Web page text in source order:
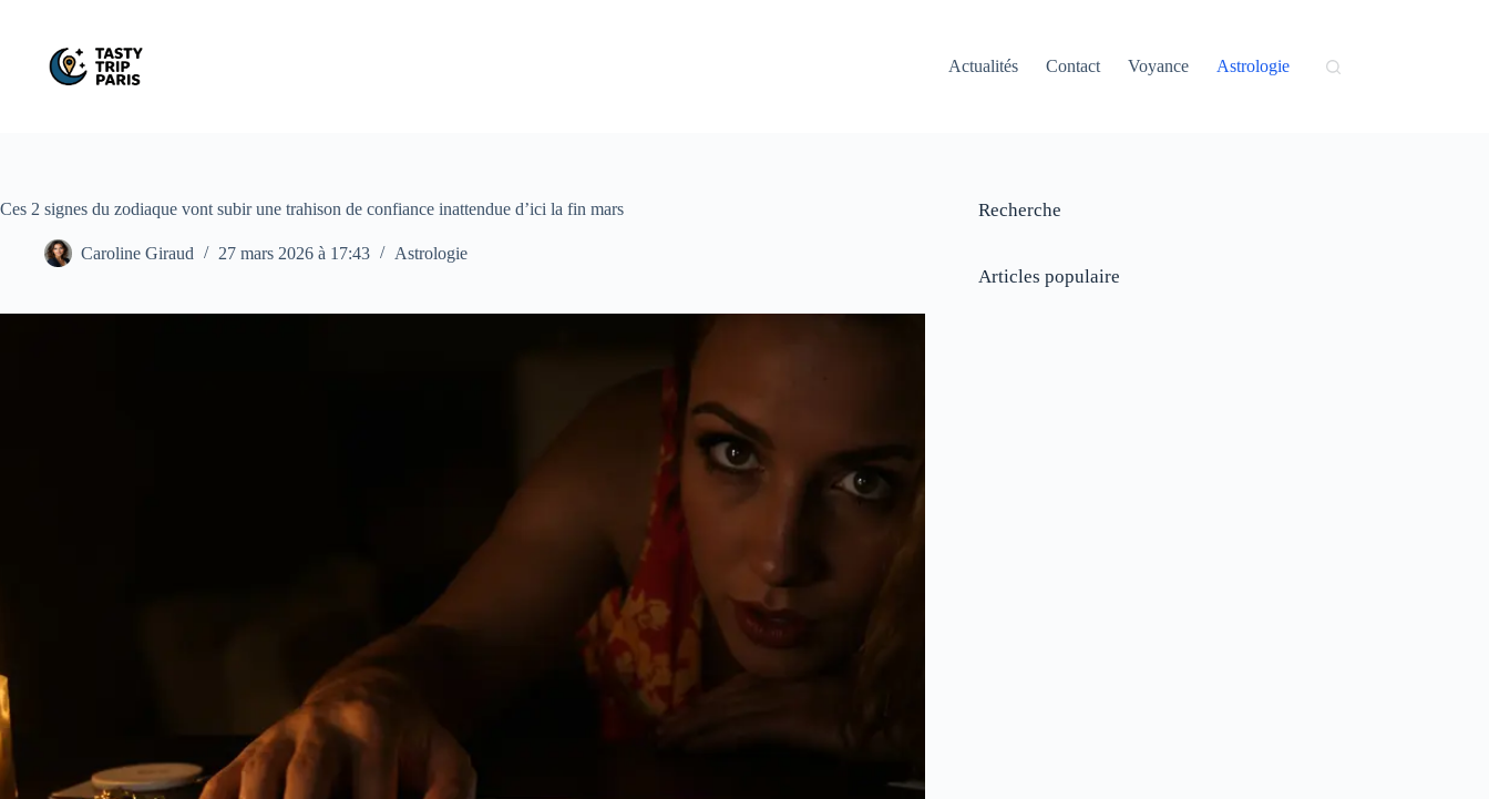
Actualités
Contact Voyance Astrologie
Ces 2 signes du zodiaque vont subir une trahison de confiance inattendue d’ici la fin mars
Caroline Giraud 27 mars 2026 à 17:43 Astrologie
Recherche
Articles populaire